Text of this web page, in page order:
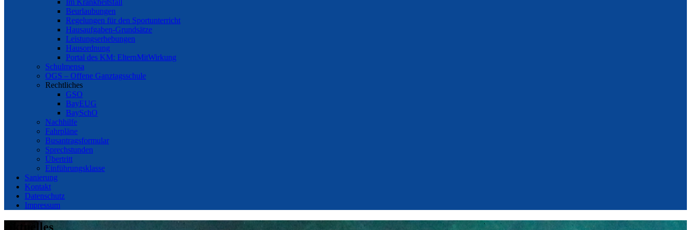
Im Krankheitsfall
Beurlaubungen
Regelungen für den Sportunterricht
Hausaufgaben-Grundsätze
Leistungserhebungen
Hausordnung
Portal des KM: ElternMitWirkung
Schulmensa
OGS – Offene Ganztagsschule
Rechtliches
GSO
BayEUG
BaySchO
Nachhilfe
Fahrpläne
Busantragsformular
Sprechstunden
Übertritt
Einführungsklasse
Sanierung
Kontakt
Datenschutz
Impressum
Aktuelles